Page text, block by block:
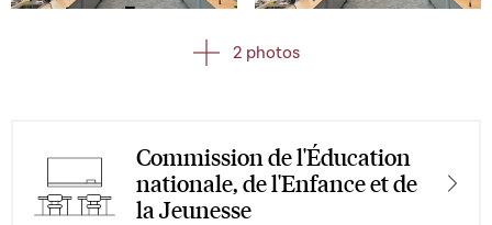
Open image in gallery Open image in gallery
2 photos
Commission de l'Éducation
nationale, de l'Enfance et de
la Jeunesse